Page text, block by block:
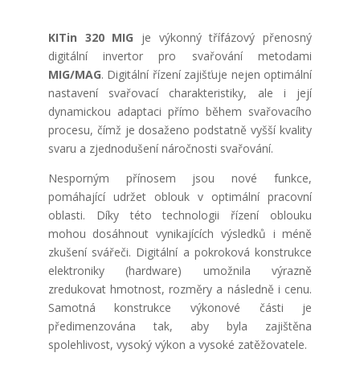
KITin 320 MIG je výkonný třífázový přenosný
digitální invertor pro svařování metodami
MIG/MAG. Digitální řízení zajišťuje nejen optimální
nastavení svařovací charakteristiky, ale i její
dynamickou adaptaci přímo během svařovacího
procesu, čímž je dosaženo podstatně vyšší kvality
svaru a zjednodušení náročnosti svařování.
Nesporným přínosem jsou nové funkce,
pomáhající udržet oblouk v optimální pracovní
oblasti. Díky této technologii řízení oblouku
mohou dosáhnout vynikajících výsledků i méně
zkušení svářeči. Digitální a pokroková konstrukce
elektroniky (hardware) umožnila výrazně
zredukovat hmotnost, rozměry a následně i cenu.
Samotná konstrukce výkonové části je
předimenzována tak, aby byla zajištěna
spolehlivost, vysoký výkon a vysoké zatěžovatele.